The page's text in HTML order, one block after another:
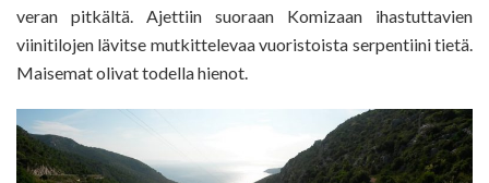
veran pitkältä. Ajettiin suoraan Komizaan ihastuttavien
viinitilojen lävitse mutkittelevaa vuoristoista serpentiini tietä.
Maisemat olivat todella hienot.